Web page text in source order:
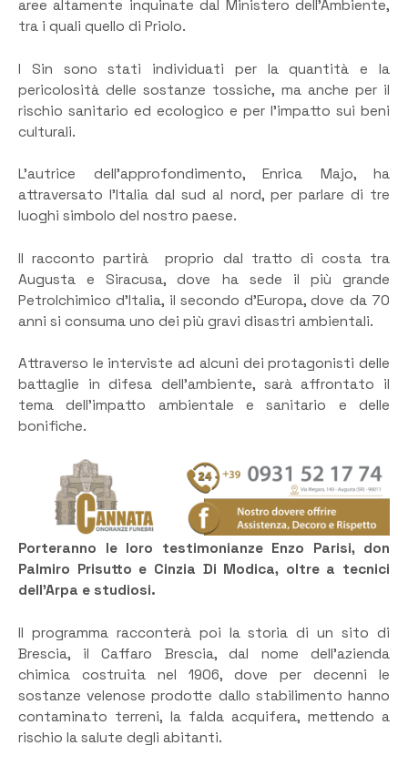
aree altamente inquinate dal Ministero dell’Ambiente,
tra i quali quello di Priolo.
I Sin sono stati individuati per la quantità e la
pericolosità delle sostanze tossiche, ma anche per il
rischio sanitario ed ecologico e per l’impatto sui beni
culturali.
L’autrice dell’approfondimento, Enrica Majo, ha
attraversato l’Italia dal sud al nord, per parlare di tre
luoghi simbolo del nostro paese.
Il racconto partirà proprio dal tratto di costa tra
Augusta e Siracusa, dove ha sede il più grande
Petrolchimico d’Italia, il secondo d’Europa, dove da 70
anni si consuma uno dei più gravi disastri ambientali.
Attraverso le interviste ad alcuni dei protagonisti delle
battaglie in difesa dell’ambiente, sarà affrontato il
tema dell’impatto ambientale e sanitario e delle
bonifiche.
Porteranno le loro testimonianze Enzo Parisi, don
Palmiro Prisutto e Cinzia Di Modica, oltre a tecnici
dell’Arpa e studiosi.
Il programma racconterà poi la storia di un sito di
Brescia, il Caffaro Brescia, dal nome dell’azienda
chimica costruita nel 1906, dove per decenni le
sostanze velenose prodotte dallo stabilimento hanno
contaminato terreni, la falda acquifera, mettendo a
rischio la salute degli abitanti.